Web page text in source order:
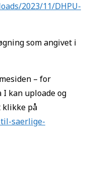
2023/11/DHPU-
som angivet i
– for
kan uploade og
klikke på
saerlige-